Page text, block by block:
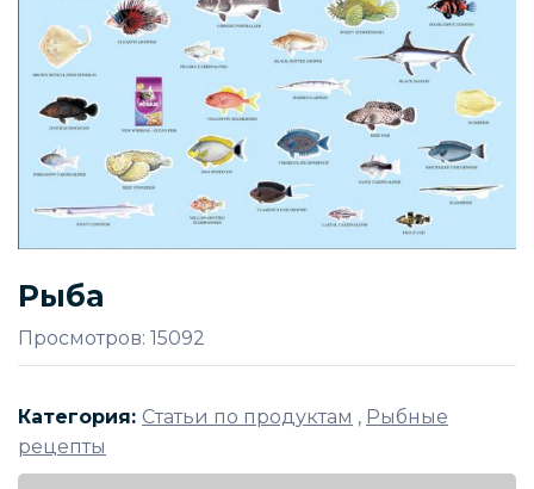
Рыба
Просмотров: 15092
Категория: Статьи по продуктам , Рыбные
рецепты